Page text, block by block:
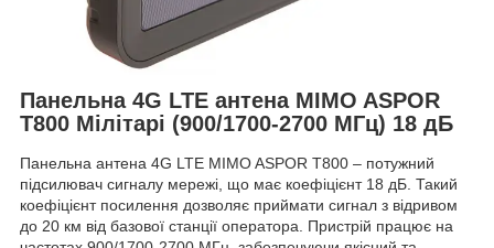
Панельна 4G LTE антена MIMO ASPOR
T800 Мілітарі (900/1700-2700 МГц) 18 дБ
Панельна антена 4G LTE MIMO ASPOR T800 – потужний
підсилювач сигналу мережі, що має коефіцієнт 18 дБ. Такий
коефіцієнт посилення дозволяє приймати сигнал з відривом
до 20 км від базової станції оператора. Пристрій працює на